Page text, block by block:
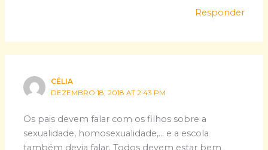
Responder
CÉLIA
DEZEMBRO 18, 2018 AT 2:43 PM
Os pais devem falar com os filhos sobre a
sexualidade, homosexualidade,… e a escola
também devia falar. Todos devem estar bem